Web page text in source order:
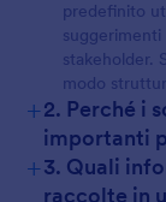
predefinito
stakeholder.
modo
+2. Perché i
importanti
+3. Quali
raccolte in